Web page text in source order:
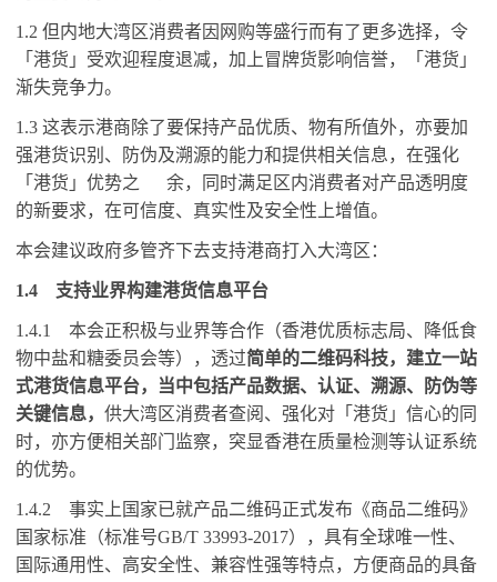
1.2 但内地大湾区消费者因网购等盛行而有了更多选择，令
「港货」受欢迎程度退减，加上冒牌货影响信誉，「港货」
渐失竞争力。
1.3 这表示港商除了要保持产品优质、物有所值外，亦要加
强港货识别、防伪及溯源的能力和提供相关信息，在强化
「港货」优势之
余，同时满足区内消费者对产品透明度
的新要求，在可信度、真实性及安全性上增值。
本会建议政府多管齐下去支持港商打入大湾区：
1.4 支持业界构建港货信息平台
1.4.1 本会正积极与业界等合作（香港优质标志局、降低食
物中盐和糖委员会等），透过简单的二维码科技，建立一站
式港货信息平台，当中包括产品数据、认证、溯源、防伪等
关键信息， 供大湾区消费者查阅、强化对「港货」信心的同
时，亦方便相关部门监察，突显香港在质量检测等认证系统
的优势。
1.4.2 事实上国家已就产品二维码正式发布《商品二维码》
国家标准（标准号GB/T 33993-2017），具有全球唯一性、
国际通用性、高安全性、兼容性强等特点，方便商品的具备